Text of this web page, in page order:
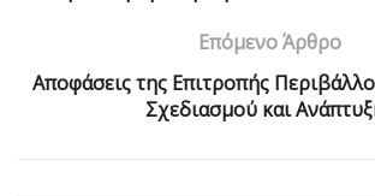
Επόμενο Άρθρο
Αποφάσεις της Επιτροπής
Σχεδιασμού και